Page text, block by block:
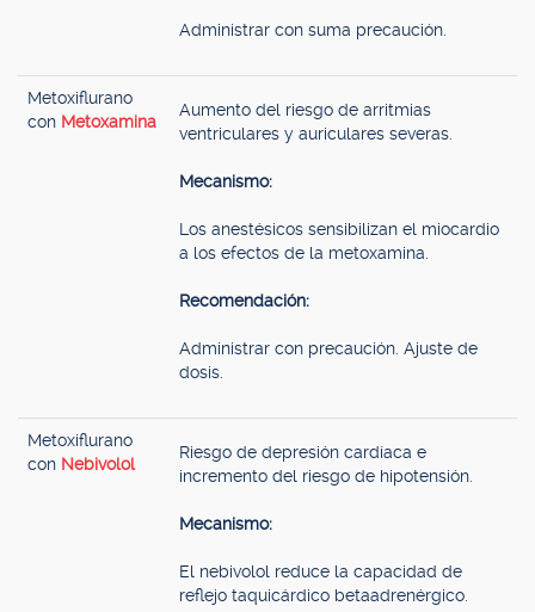
Administrar con suma precaución.
Metoxiflurano
con Metoxamina
Aumento del riesgo de arritmias
ventriculares y auriculares severas.
Mecanismo:
Los anestésicos sensibilizan el miocardio
a los efectos de la metoxamina.
Recomendación:
Administrar con precaución. Ajuste de
dosis.
Metoxiflurano
con Nebivolol
Riesgo de depresión cardíaca e
incremento del riesgo de hipotensión.
Mecanismo:
El nebivolol reduce la capacidad de
reflejo taquicárdico betaadrenérgico.